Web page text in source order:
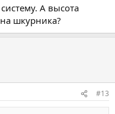
А высота
шкурника?
#13